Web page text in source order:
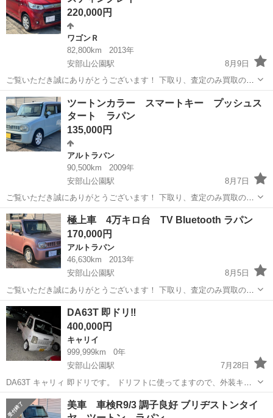
220,000円
ワゴンＲ
82,800km
2013年
安部山公園駅
8月9日
ご覧いただき誠にありがとうございます！ 下取り、査定のみ買取のみ
も大歓迎です♩ クレジット決済も対応しております！ 掲載は随時更新
しております！ 是非他の車両もご覧ください♩ ✔︎美車 ✔︎自動車税、リ
サイクル料金等込み...
福岡 北九州市 安部山公園駅 ワゴンＲ ワゴンR
ツートンカラー スマートキー プッシュス
タート ラパン
135,000円
アルトラパン
90,500km
2009年
安部山公園駅
8月7日
ご覧いただき誠にありがとうございます！ 下取り、査定のみ買取のみ
も大歓迎です♩ クレジット決済も対応しております！ 掲載は随時更新
しております！ 是非他の車両もご覧ください♩ ✔︎美車 ✔︎自動車税、リ
サイクル料金等込み...
福岡 北九州市 安部山公園駅
極上車 4万キロ台 TV Bluetooth ラパン
170,000円
アルトラパン
46,630km
2013年
安部山公園駅
8月5日
ご覧いただき誠にありがとうございます！ 下取り、査定のみ買取のみ
も大歓迎です♩ クレジット決済も対応しております！ 掲載は随時更新
しております！ 是非他の車両もご覧ください♩ ✔︎✔︎極上車 ✔︎自動車
税、リサイクル料金...
福岡 北九州市 安部山公園駅
DA63T 即ドリ‼️
400,000円
キャリイ
999,999km
0年
安部山公園駅
7月28日
DA63T キャリィ 即ドリです。 ドリフトに使ってますので、外装キ
ズ、ヘコミ、多数です。クレームは受け付けません。 重ステ、エアコ
ン付き5速です 検 9年11月 メーター読み20万キロ手前ですが、ドリフ
福岡 北九州市 安部山公園駅 キャリイ
美車 車検R9/3 調子良好 ブリヂストンタイ